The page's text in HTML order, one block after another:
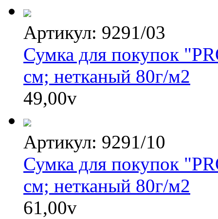
Артикул: 9291/03
Сумка для покупок
см; нетканый 80г/м2
49,00v
Артикул: 9291/10
Сумка для покупок
см; нетканый 80г/м2
61,00v